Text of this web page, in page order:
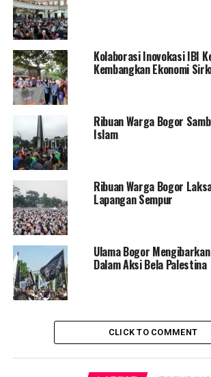
Kolaborasi Inovokasi IBI
Kembangkan Ekonomi
Ribuan Warga Bogor
Islam
Ribuan Warga Bogor
Lapangan Sempur
Ulama Bogor
Dalam Aksi Bela Palestina
CLICK TO COMMENT